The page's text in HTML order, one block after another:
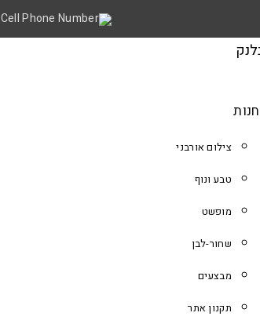
חנות
צילום אורבני
טבע ונוף
מופשט
שחור-לבן
מבצעים
תקנון אתר